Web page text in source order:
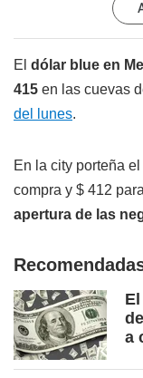
El dólar blue en
415 en las cuevas
del lunes.
En la city porteña
compra y $ 412
apertura de las
a